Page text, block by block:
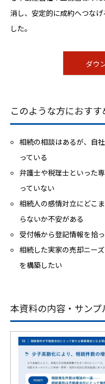
消し、安定的に成約へつな
した。
ダウ
このような方におすす
相続の相談はあるが、自
っている
弁護士や税理士といった
っていない
相続人の感情対立にどこ
らないか不安がある
受付帳から登記情報を拾
相続した実家の売却ニー
を構築したい
本資料の内容・サンプ